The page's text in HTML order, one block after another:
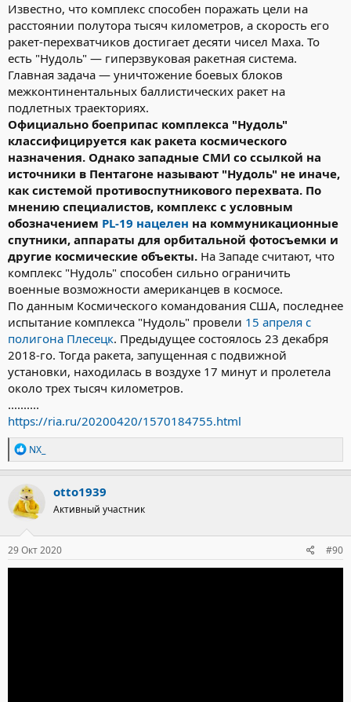
Известно, что комплекс способен поражать цели на
расстоянии полутора тысяч километров, а скорость его
ракет-перехватчиков достигает десяти чисел Маха. То
есть "Нудоль" — гиперзвуковая ракетная система.
Главная задача — уничтожение боевых блоков
межконтинентальных баллистических ракет на
подлетных траекториях.
Официально боеприпас комплекса "Нудоль"
классифицируется как ракета космического
назначения. Однако западные СМИ со ссылкой на
источники в Пентагоне называют "Нудоль" не иначе,
как системой противоспутникового перехвата. По
мнению специалистов, комплекс с условным
обозначением PL-19 нацелен на коммуникационные
спутники, аппараты для орбитальной фотосъемки и
другие космические объекты. На Западе считают, что
комплекс "Нудоль" способен сильно ограничить
военные возможности американцев в космосе.
По данным Космического командования США, последнее
испытание комплекса "Нудоль" провели 15 апреля с
полигона Плесецк. Предыдущее состоялось 23 декабря
2018-го. Тогда ракета, запущенная с подвижной
установки, находилась в воздухе 17 минут и пролетела
около трех тысяч километров.
..........
https://ria.ru/20200420/1570184755.html
Р
е
а
к
ц
и
и
:
NX_
otto1939
Активный участник
29 Окт 2020 #90